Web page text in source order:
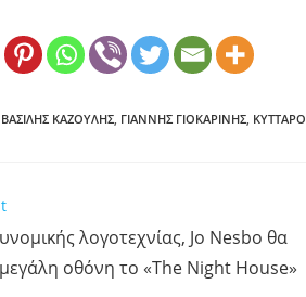
ΒΑΣΊΛΗΣ ΚΑΖΟΎΛΗΣ ΓΙΆΝΝΗΣ ΓΙΟΚΑΡΊΝΗΣ ΚΎΤΤΑΡΟ
λογοτεχνίας, Jo Nesbo θα
οθόνη το «The Night House»